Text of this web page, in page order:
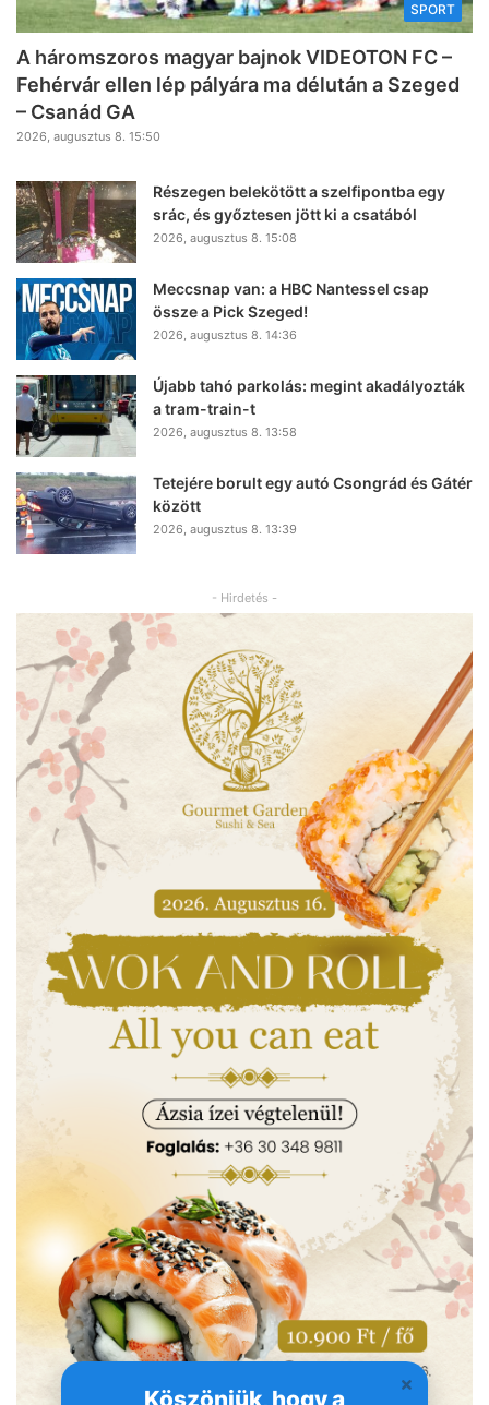
Köszönjük, hogy a
SPORT
A háromszoros magyar bajnok VIDEOTON FC –
Fehérvár ellen lép pályára ma délután a Szeged
– Csanád GA
2026, augusztus 8. 15:50
Részegen belekötött a szelfipontba egy
srác, és győztesen jött ki a csatából
2026, augusztus 8. 15:08
Meccsnap van: a HBC Nantessel csap
össze a Pick Szeged!
2026, augusztus 8. 14:36
Újabb tahó parkolás: megint akadályozták
a tram-train-t
2026, augusztus 8. 13:58
Tetejére borult egy autó Csongrád és Gátér
között
2026, augusztus 8. 13:39
- Hirdetés -